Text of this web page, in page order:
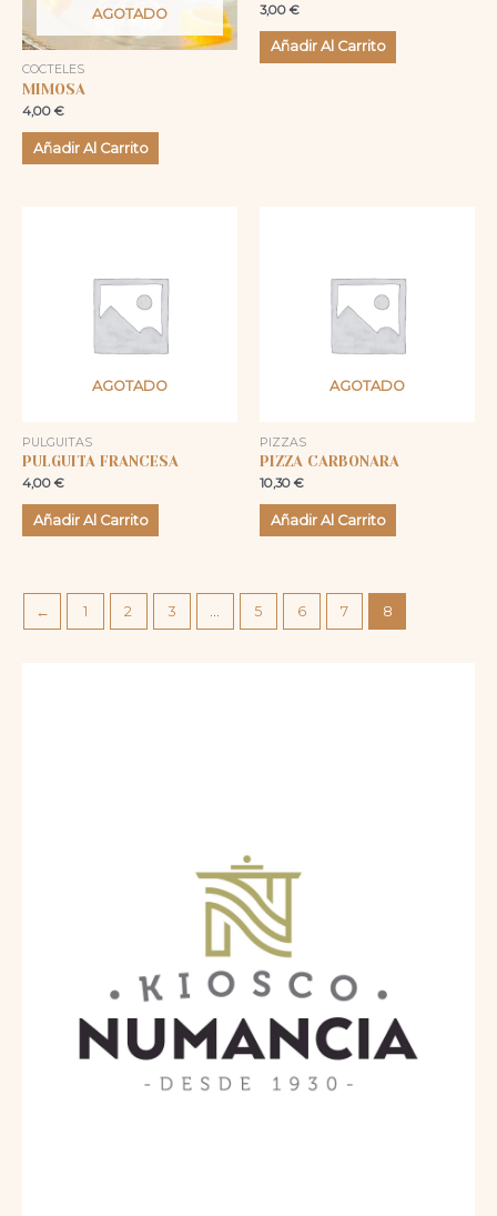
AGOTADO
COCTELES
MIMOSA
4,00€
Añadir Al Carrito
3,00€
Añadir Al Carrito
AGOTADO
PULGUITAS
PULGUITA FRANCESA
4,00€
Añadir Al Carrito
AGOTADO
PIZZAS
PIZZA CARBONARA
10,30€
Añadir Al Carrito
← 1 2 3 5 6 7 8